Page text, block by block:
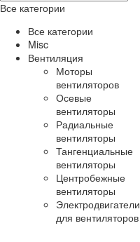
Все категории
Все категории
Misc
Вентиляция
Моторы
вентиляторов
Осевые
вентиляторы
Радиальные
вентиляторы
Тангенциальные
вентиляторы
Центробежные
вентиляторы
Электродвигатели
для вентиляторов